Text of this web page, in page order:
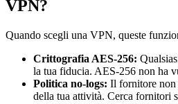
VPN?
Quando scegli una VPN, queste
Crittografia AES-256:
la tua fiducia. AES-256 non ha
Politica no-logs: Il fornitore non
della tua attività. Cerca fornitori